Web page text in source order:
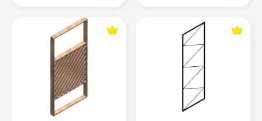
Divisoria en Madera Divisoria Metálica